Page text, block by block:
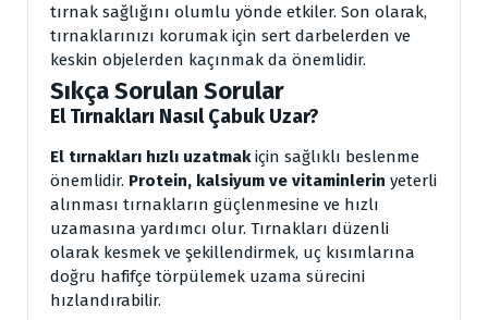
tırnak sağlığını olumlu yönde etkiler. Son olarak,
tırnaklarınızı korumak için sert darbelerden ve
keskin objelerden kaçınmak da önemlidir.
Sıkça Sorulan Sorular
El Tırnakları Nasıl Çabuk Uzar?
El tırnakları hızlı uzatmakiçin sağlıklı beslenme
önemlidir. Protein, kalsiyum ve vitaminlerin yeterli
alınması tırnakların güçlenmesine ve hızlı
uzamasına yardımcı olur. Tırnakları düzenli
olarak kesmek ve şekillendirmek, uç kısımlarına
doğru hafifçe törpülemek uzama sürecini
hızlandırabilir.